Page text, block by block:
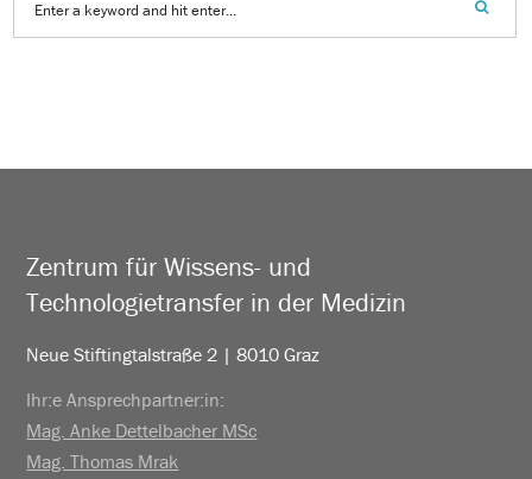
Zentrum für Wissens- und
Technologietransfer in der Medizin
Neue Stiftingtalstraße 2 | 8010 Graz
Ihr:e Ansprechpartner:in:
Mag. Anke Dettelbacher MSc
Mag. Thomas Mrak